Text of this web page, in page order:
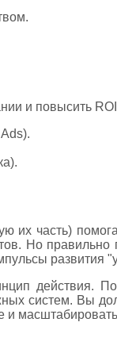
и повысить
часть)
Но
действия.
систем. Вы
масштабировать